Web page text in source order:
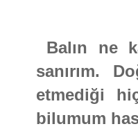
Balın ne
sanırım.
etmediği
bilumum